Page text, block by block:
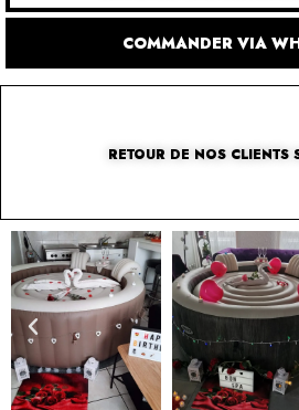
COMMANDER VIA
RETOUR DE NOS CLIENTS